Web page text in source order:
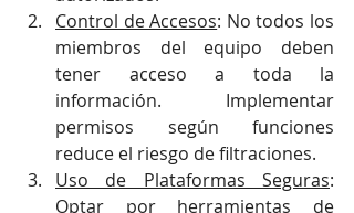
Control de Accesos: No todos los
miembros del equipo deben
tener acceso a toda la
información. Implementar
permisos según funciones
reduce el riesgo de filtraciones.
Uso de Plataformas Seguras:
Optar por herramientas de